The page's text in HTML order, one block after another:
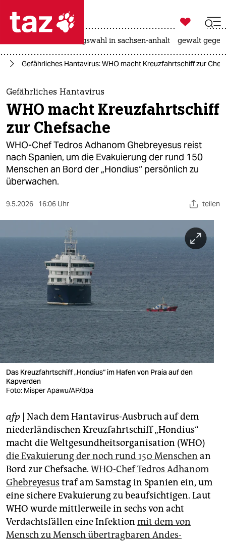
 taz zahl ich
taz zahl ich
themen
politik
öko
gesellschaft
kultur
sport
wahrheit
verlag
verlag
veranstaltungen
shop
fragen & hilfe
unterstützen
abo
genossenschaft
epaper login

taz zahl ich
landtagswahl in sachsen-anhalt gewalt
Gefährliches Hantavirus: WHO macht Kreuzfahrtschiff zur
Gefährliches Hantavirus
WHO macht Kreuzfahrtschiff
zur Chefsache
WHO-Chef Tedros Adhanom Ghebreyesus reist
nach Spanien, um die Evakuierung der rund 150
Menschen an Bord der „Hondius“ persönlich zu
überwachen.
9.5.2026 16:06 Uhr teilen
Das Kreuzfahrtschiff „Hondius“ im Hafen von Praia auf den
Kapverden
Foto: Misper Apawu/AP/dpa
afp | Nach dem Hantavirus-Ausbruch auf dem
niederländischen Kreuzfahrtschiff „Hondius“
macht die Weltgesundheitsorganisation (WHO)
die Evakuierung der noch rund 150 Menschen an
Bord zur Chefsache. WHO-Chef Tedros Adhanom
Ghebreyesus traf am Samstag in Spanien ein, um
eine sichere Evakuierung zu beaufsichtigen. Laut
WHO wurde mittlerweile in sechs von acht
Verdachtsfällen eine Infektion mit dem von
Mensch zu Mensch übertragbaren Andes-